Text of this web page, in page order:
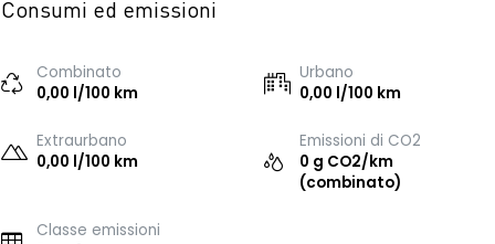
Consumi ed emissioni
Combinato
0,00 l/100 km
Urbano
0,00 l/100 km
Extraurbano
0,00 l/100 km
Emissioni di CO2
0 g CO2/km
(combinato)
Classe emissioni